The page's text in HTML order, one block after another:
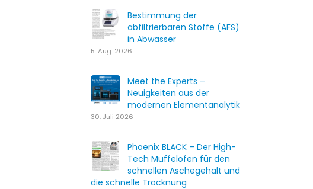
Bestimmung der
abfiltrierbaren Stoffe (AFS)
in Abwasser
5. Aug. 2026
Meet the Experts –
Neuigkeiten aus der
modernen Elementanalytik
30. Juli 2026
Phoenix BLACK – Der High-
Tech Muffelofen für den
schnellen Aschegehalt und
die schnelle Trocknung